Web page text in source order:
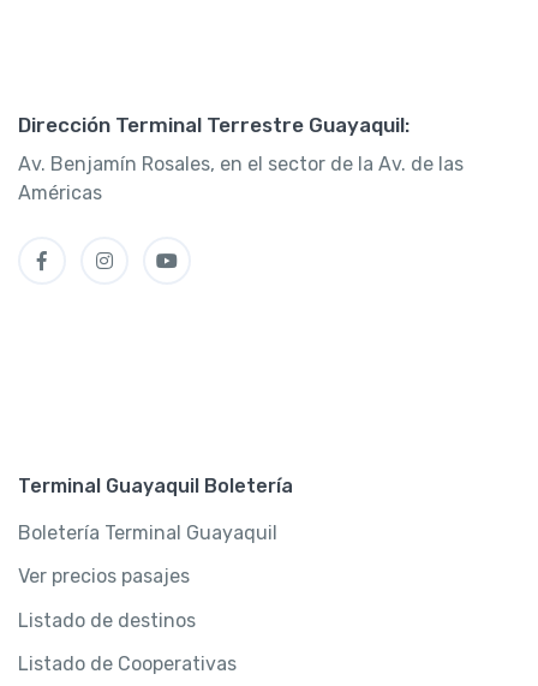
Dirección Terminal Terrestre Guayaquil:
Av. Benjamín Rosales, en el sector de la Av. de las
Américas
Terminal Guayaquil Boletería
Boletería Terminal Guayaquil
Ver precios pasajes
Listado de destinos
Listado de Cooperativas